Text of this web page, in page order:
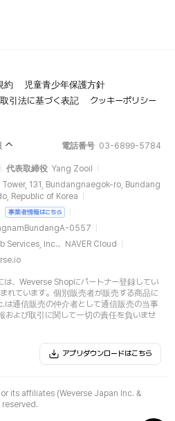
約
児童青少年保護方針
引法に基づく表記
クッキーポリシー
電話番号 03-6899-5784
代表取締役 Yang Zooil
131, Bundangnaegok-ro, Bundang
Republic of Korea
事業者情報はこちら
0557
Services, Inc.、NAVER Cloud
、Weverse Shopにパートナー登録してい
れています。個別販売者が販売する商品に
通信販売の仲介者として通信販売の当事
および取引に関して一切の責任を負いませ
アプリダウンロードはこちら
its affiliates (Weverse Japan Inc. &